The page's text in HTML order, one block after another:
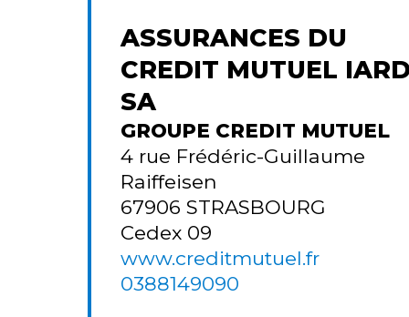
ASSURANCES DU
CREDIT MUTUEL
SA
GROUPE CREDIT MUTUEL
4 rue Frédéric-Guillaume
Raiffeisen
67906 STRASBOURG
Cedex 09
www.creditmutuel.fr
0388149090